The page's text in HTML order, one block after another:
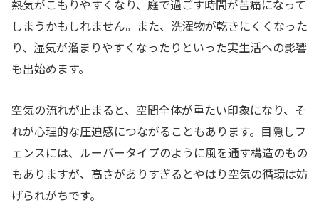
熱気がこもりやすくなり、庭で過ごす時間が苦痛になって
しまうかもしれません。また、洗濯物が乾きにくくなった
り、湿気が溜まりやすくなったりといった実生活への影響
も出始めます。
空気の流れが止まると、空間全体が重たい印象になり、そ
れが心理的な圧迫感につながることもあります。目隠しフ
ェンスには、ルーバータイプのように風を通す構造のもの
もありますが、高さがありすぎるとやはり空気の循環は妨
げられがちです。